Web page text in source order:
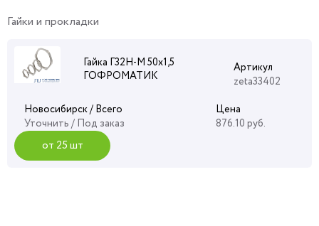
Гайки и прокладки
Гайка Г32Н-М 50х1,5
ГОФРОМАТИК
Артикул
zeta33402
Новосибирск / Всего
Уточнить / Под заказ
Цена
876.10 руб.
от 25 шт